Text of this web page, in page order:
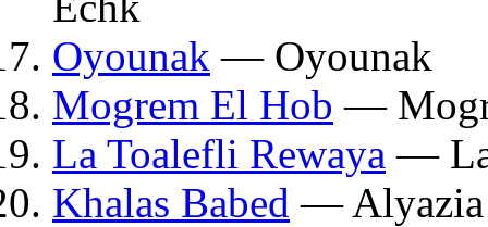
Oyounak — Oyounak
Mogrem El Hob —
La Toalefli Rewaya — La
Khalas Babed — Alyazia